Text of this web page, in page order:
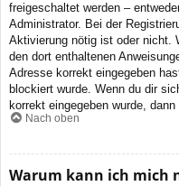
freigeschaltet werden –
Administrator. Bei der
Aktivierung nötig ist oder nicht.
den dort enthaltenen
Adresse korrekt eingegeben
blockiert wurde. Wenn du dir
korrekt eingegeben wurde,
Nach oben
Warum kann ich mich